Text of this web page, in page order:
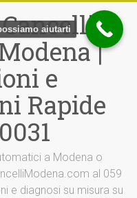
|
e
Rapide
a Modena o
al 059
e diagnosi su misura su
aiutarti